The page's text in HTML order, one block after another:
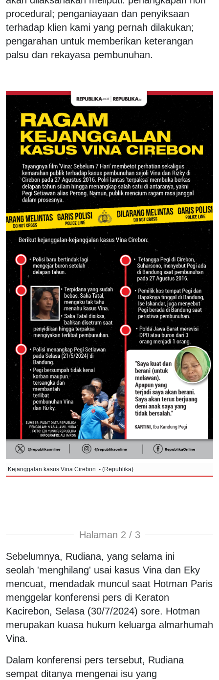
procedural; penganiayaan dan penyiksaan
terhadap klien kami yang pernah dilakukan;
pengarahan untuk memberikan keterangan
palsu dan rekayasa pembunuhan.
Kejanggalan kasus Vina Cirebon. - (Republika)
Halaman 2 / 3
Sebelumnya, Rudiana, yang selama ini
seolah 'menghilang' usai kasus Vina dan Eky
mencuat, mendadak muncul saat Hotman Paris
menggelar konferensi pers di Keraton
Kacirebon, Selasa (30/7/2024) sore. Hotman
merupakan kuasa hukum keluarga almarhumah
Vina.
Dalam konferensi pers tersebut, Rudiana
sempat ditanya mengenai isu yang